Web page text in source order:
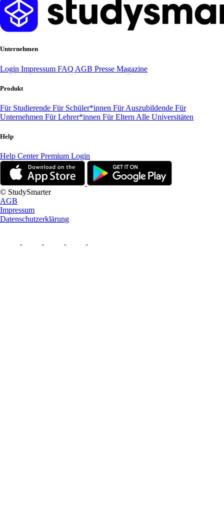
Unternehmen
Login Impressum FAQ AGB Presse Magazine
Produkt
Für Studierende Für Schüler*innen Für Auszubildende Für
Unternehmen Für Lehrer*innen Für Eltern Alle Universitäten
Help
Help CenterPremium Login
© StudySmarter
AGB
Impressum
Datenschutzerklärung